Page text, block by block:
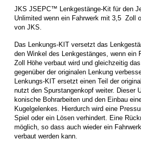
JKS JSEPC™ Lenkgestänge-Kit für den
Unlimited wenn ein Fahrwerk mit 3,5 Zo ll
von JKS.
Das Lenkungs-KIT versetzt das
den Winkel des Lenkgestänges, wenn ein
Zoll Höhe verbaut wird und gleichzeitig
gegenüber der originalen Lenkung
Lenkungs-KIT ersetzt einen Teil der
nutzt den Spurstangenkopf weiter. Dieser
konische Bohrarbeiten und den Einbau
Kugelgelenkes. Hierdurch wird eine
Spiel oder ein Lösen verhindert. Eine
möglich, so dass auch wieder ein
verbaut werden kann.